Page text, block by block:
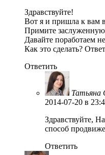
Здравствуйте!
Вот я и пришла к вам
Примите заслуженную
Давайте поработаем
Как это сделать?
Ответить
Татьяна
2014-07-20 в
Здравствуйте,
способ
Ответить